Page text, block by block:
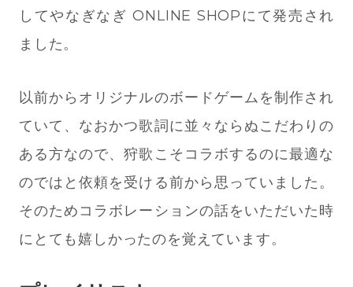
してやなぎなぎ ONLINE SHOPにて発売され
ました。
以前からオリジナルのボードゲームを制作され
ていて、なおかつ歌詞に並々ならぬこだわりの
ある方なので、狩歌こそコラボするのに最適な
のではと依頼を受ける前から思っていました。
そのためコラボレーションの話をいただいた時
にとても嬉しかったのを覚えています。